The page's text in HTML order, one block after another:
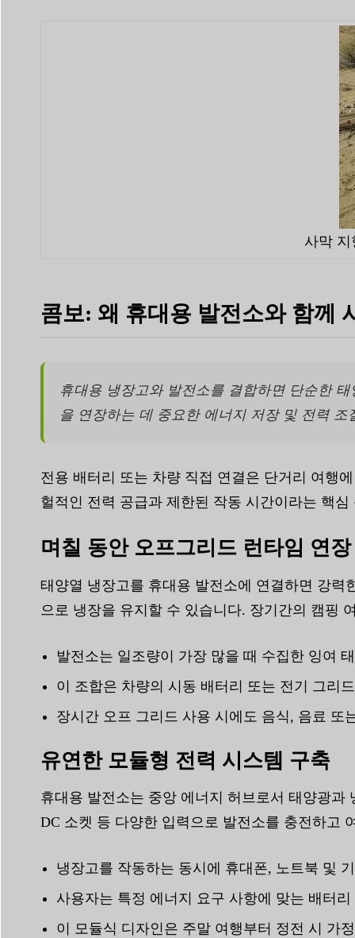
사막
콤보: 왜 휴대용 발전소와 함께
휴대용 냉장고와 발전소를 결합하면 단순한
을 연장하는 데 중요한 에너지 저장 및 전력 조
전용 배터리 또는 차량 직접 연결은 단거리 여행
헐적인 전력 공급과 제한된 작동 시간이라는 핵
며칠 동안 오프그리드 런타임 연장
태양열 냉장고를 휴대용 발전소에 연결하면 강
으로 냉장을 유지할 수 있습니다. 장기간의 캠핑
발전소는 일조량이 가장 많을 때 수집한 잉여
이 조합은 차량의 시동 배터리 또는 전기 그리
장시간 오프 그리드 사용 시에도 음식, 음료 또
유연한 모듈형 전력 시스템 구축
휴대용 발전소는 중앙 에너지 허브로서 태양광
DC 소켓 등 다양한 입력으로 발전소를 충전하고
냉장고를 작동하는 동시에 휴대폰, 노트북 및
사용자는 특정 에너지 요구 사항에 맞는 배터
이 모듈식 디자인은 주말 여행부터 정전 시 가